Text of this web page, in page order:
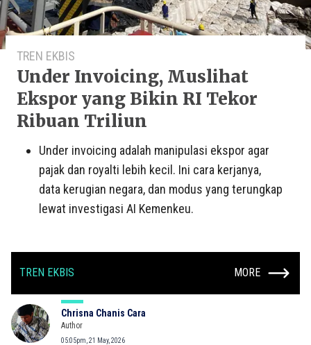
TREN EKBIS
Under Invoicing, Muslihat
Ekspor yang Bikin RI Tekor
Ribuan Triliun
Under invoicing adalah manipulasi ekspor agar
pajak dan royalti lebih kecil. Ini cara kerjanya,
data kerugian negara, dan modus yang terungkap
lewat investigasi AI Kemenkeu.
TREN EKBIS MORE
Chrisna Chanis Cara
Author
05:05pm, 21 May, 2026